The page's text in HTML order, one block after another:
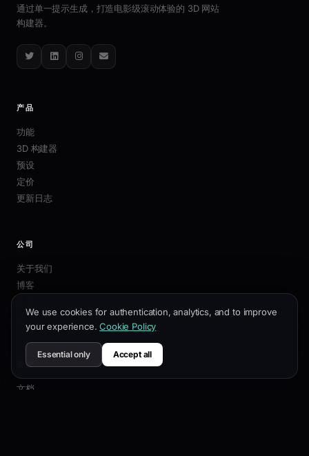
通过单一提示生成，打造电影级滚动体验的 3D 网站
构建器。
TwitterLinkedInInstagram
Email
产品
功能
3D 构建器
预设
定价
更新日志
公司
关于我们
博客
联系我们
资源
文档
We use cookies for authentication, analytics, and to improve
your experience. Cookie Policy
Essential only Accept all